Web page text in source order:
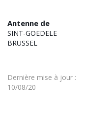
Antenne de
SINT-GOEDELE
BRUSSEL
Dernière mise à jour :
10/08/20